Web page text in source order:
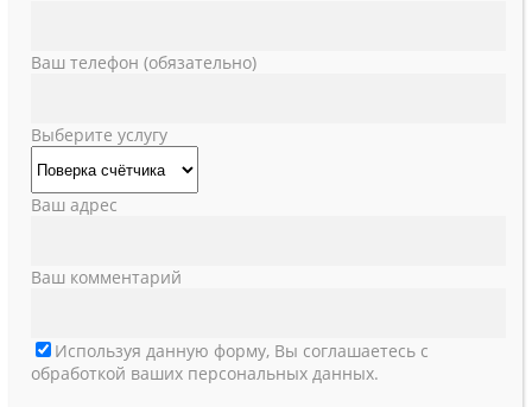
Ваш телефон (обязательно)
Выберите услугу
Ваш адрес
Ваш комментарий
Используя данную форму, Вы соглашаетесь с
обработкой ваших персональных данных.